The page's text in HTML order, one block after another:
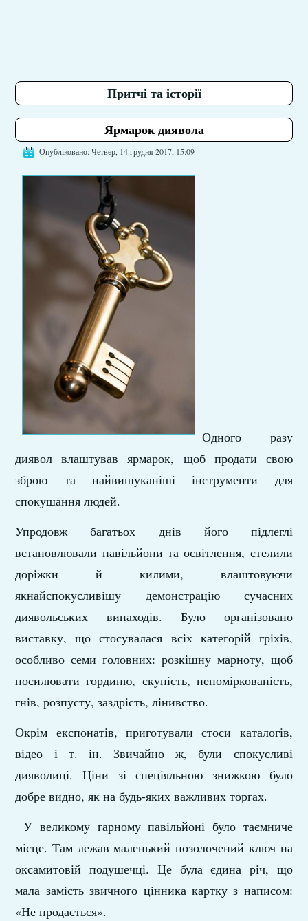
Притчі та історії
Ярмарок диявола
Опубліковано: Четвер, 14 грудня 2017, 15:09
Одного разу
диявол влаштував ярмарок, щоб продати свою
зброю та найвишуканіші інструменти для
спокушання людей.
Упродовж багатьох днів його підлеглі
встановлювали павільйони та освітлення, стелили
доріжки й килими, влаштовуючи
якнайспокусливішу демонстрацію сучасних
диявольських винаходів. Було організовано
виставку, що стосувалася всіх категорій гріхів,
особливо семи головних: розкішну марноту, щоб
посилювати гординю, скупість, непоміркованість,
гнів, розпусту, заздрість, лінивство.
Окрім експонатів, приготували стоси каталогів,
відео і т. ін. Звичайно ж, були спокусливі
дияволиці. Ціни зі спеціяльною знижкою було
добре видно, як на будь-яких важливих торгах.
У великому гарному павільйоні було таємниче
місце. Там лежав маленький позолочений ключ на
оксамитовій подушечці. Це була єдина річ, що
мала замість звичного цінника картку з написом:
«Не продається».